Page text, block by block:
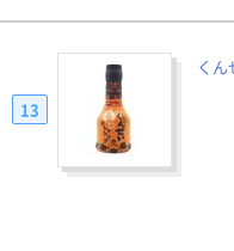
く
13